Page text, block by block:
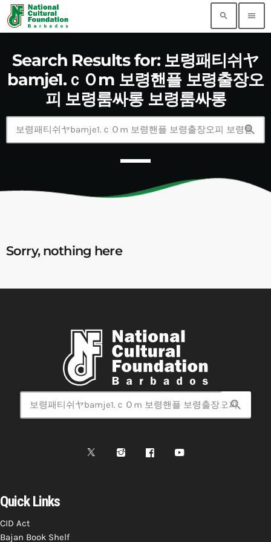
search menu
Search Results for: 보령패티쉬ヤ
bamje1.ｃＯm 보령핸플 보령출장오
피 보령룸싸롱 보령룸싸롱
search
Sorry, nothing here
search
Quick Links
CID Act
Bajan Book Shelf